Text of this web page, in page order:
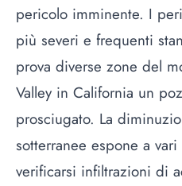
pericolo imminente. I
più severi e frequenti
prova diverse zone del
Valley in California un
prosciugato. La
sotterranee espone a vari
verificarsi infiltrazioni di